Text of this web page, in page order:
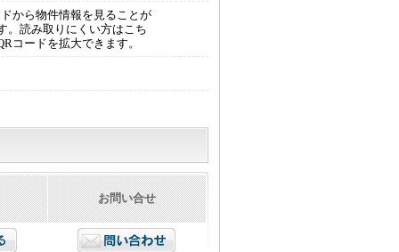
から物件情報を見ることが
。読み取りにくい方はこち
コードを拡大できます。
お問い合せ